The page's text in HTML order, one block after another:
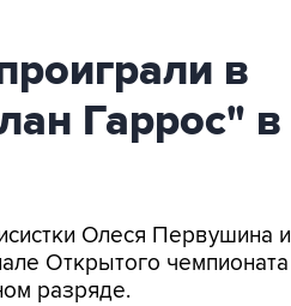
в
Гаррос" в
Олеся Первушина и
Открытого чемпионата
разряде.